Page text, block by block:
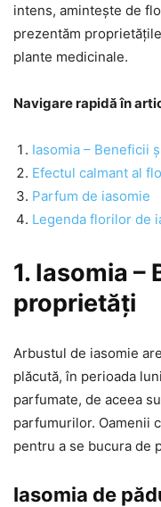
intens, amintește de
prezentăm
plante medicinale.
Navigare rapidă în
Iasomia – Beneficii
Efectul calmant al
Parfum de iasomie
Legenda florilor de
1. Iasomia –
proprietăți
Arbustul de iasomie
plăcută, în perioada
parfumate, de aceea
parfumurilor. Oamenii
pentru a se bucura de
Iasomia de